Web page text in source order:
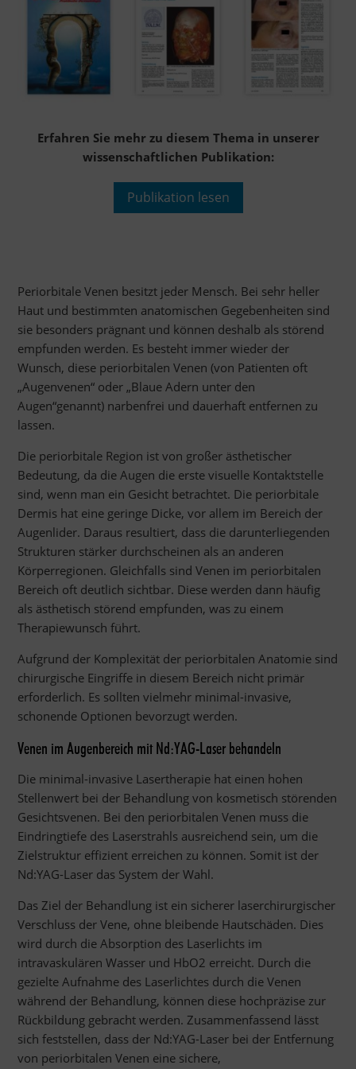
Erfahren Sie mehr zu diesem Thema in unserer
wissenschaftlichen Publikation:
Publikation lesen
Periorbitale Venen besitzt jeder Mensch. Bei sehr heller
Haut und bestimmten anatomischen Gegebenheiten sind
sie besonders prägnant und können deshalb als störend
empfunden werden. Es besteht immer wieder der
Wunsch, diese periorbitalen Venen (von Patienten oft
„Augenvenen“ oder „Blaue Adern unter den
Augen“genannt) narbenfrei und dauerhaft entfernen zu
lassen.
Die periorbitale Region ist von großer ästhetischer
Bedeutung, da die Augen die erste visuelle Kontaktstelle
sind, wenn man ein Gesicht betrachtet. Die periorbitale
Dermis hat eine geringe Dicke, vor allem im Bereich der
Augenlider. Daraus resultiert, dass die darunterliegenden
Strukturen stärker durchscheinen als an anderen
Körperregionen. Gleichfalls sind Venen im periorbitalen
Bereich oft deutlich sichtbar. Diese werden dann häufig
als ästhetisch störend empfunden, was zu einem
Therapiewunsch führt.
Aufgrund der Komplexität der periorbitalen Anatomie sind
chirurgische Eingriffe in diesem Bereich nicht primär
erforderlich. Es sollten vielmehr minimal-invasive,
schonende Optionen bevorzugt werden.
Venen im Augenbereich mit Nd:YAG-Laser behandeln
Die minimal-invasive Lasertherapie hat einen hohen
Stellenwert bei der Behandlung von kosmetisch störenden
Gesichtsvenen. Bei den periorbitalen Venen muss die
Eindringtiefe des Laserstrahls ausreichend sein, um die
Zielstruktur effizient erreichen zu können. Somit ist der
Nd:YAG-Laser das System der Wahl.
Das Ziel der Behandlung ist ein sicherer laserchirurgischer
Verschluss der Vene, ohne bleibende Hautschäden. Dies
wird durch die Absorption des Laserlichts im
intravaskulären Wasser und HbO2 erreicht. Durch die
gezielte Aufnahme des Laserlichtes durch die Venen
während der Behandlung, können diese hochpräzise zur
Rückbildung gebracht werden. Zusammenfassend lässt
sich feststellen, dass der Nd:YAG-Laser bei der Entfernung
von periorbitalen Venen eine sichere,